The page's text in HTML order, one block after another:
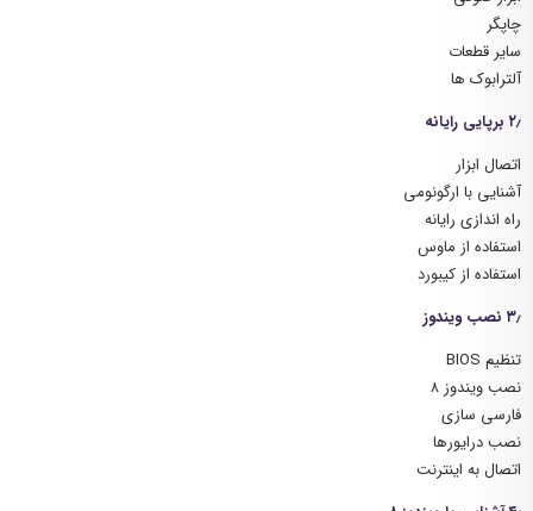
چاپگر
سایر قطعات
آلترابوک ها
۲٫ برپایی رایانه
اتصال ابزار
آشنایی با ارگونومی
راه اندازی رایانه
استفاده از ماوس
استفاده از کیبورد
۳٫ نصب ویندوز
تنظیم BIOS
نصب ویندوز ۸
فارسی سازی
نصب درایورها
اتصال به اینترنت